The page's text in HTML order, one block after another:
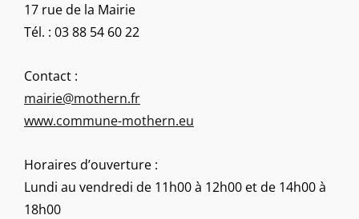
17 rue de la Mairie
Tél. : 03 88 54 60 22
Contact :
mairie@mothern.fr
www.commune-mothern.eu
Horaires d’ouverture :
Lundi au vendredi de 11h00 à 12h00 et de 14h00 à
18h00